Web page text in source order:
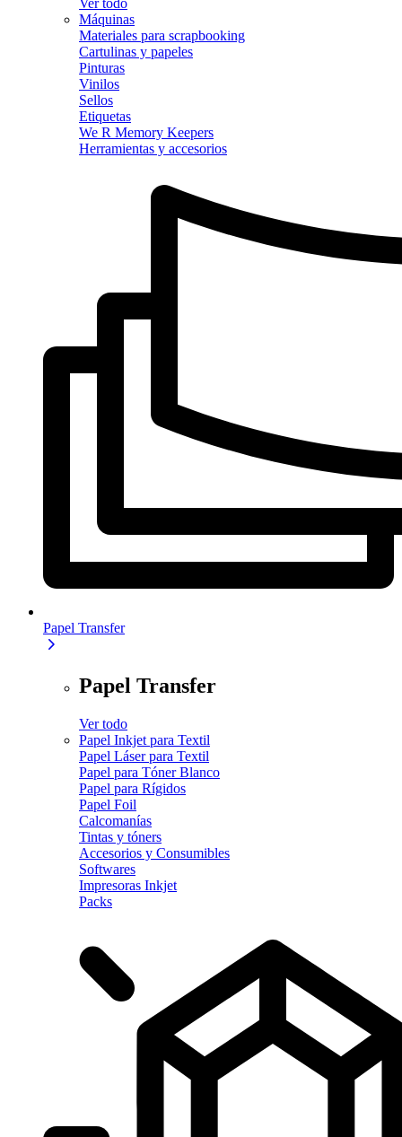
Ver todo
Máquinas
Materiales para scrapbooking
Cartulinas y papeles
Pinturas
Vinilos
Sellos
Etiquetas
We R Memory Keepers
Herramientas y accesorios
Papel Transfer
Papel Transfer
Ver todo
Papel Inkjet para Textil
Papel Láser para Textil
Papel para Tóner Blanco
Papel para Rígidos
Papel Foil
Calcomanías
Tintas y tóners
Accesorios y Consumibles
Softwares
Impresoras Inkjet
Packs